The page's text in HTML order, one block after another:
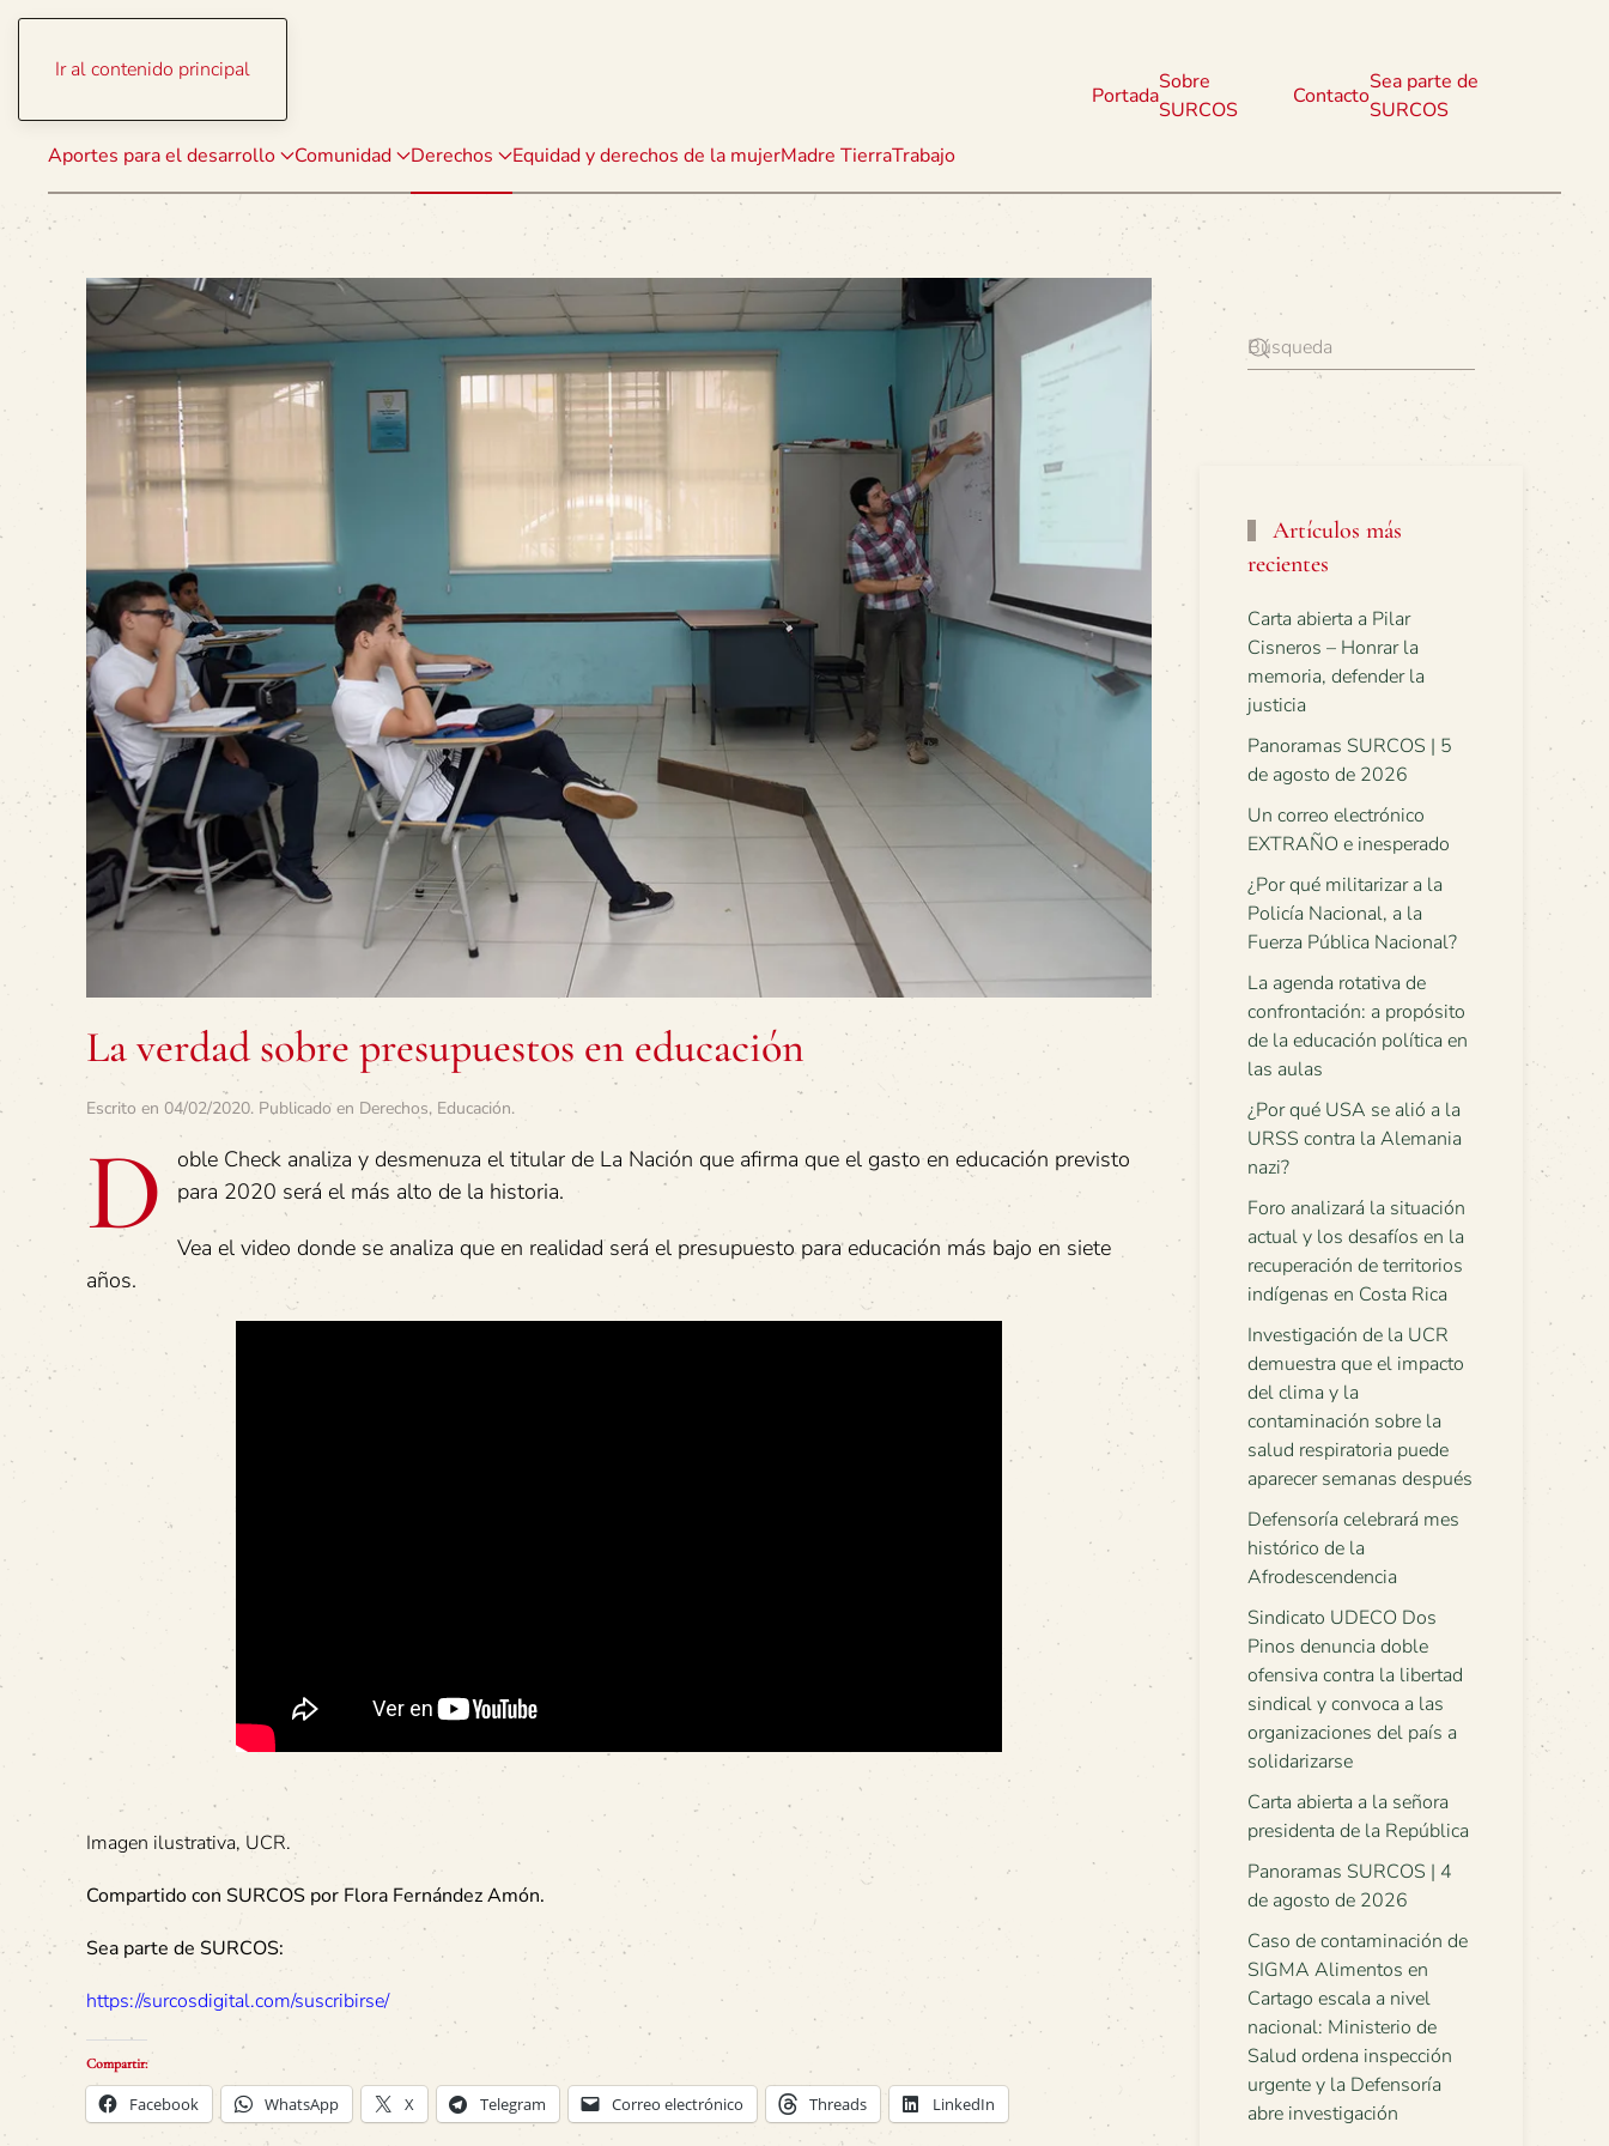
Ir al contenido principal
Aportes para el desarrollo Comunidad Derechos Equidad y derechos de la mujerMadre TierraTrabajo
Portada
Sobre
SURCOS
Contacto
Sea parte de
SURCOS
La verdad sobre presupuestos en educación
Escrito en 04/02/2020. Publicado en Derechos, Educación.
D
oble Check analiza y desmenuza el titular de La Nación que afirma que el gasto en educación previsto
para 2020 será el más alto de la historia.
Vea el video donde se analiza que en realidad será el presupuesto para educación más bajo en siete
años.
Imagen ilustrativa, UCR.
Compartido con SURCOS por Flora Fernández Amón.
Sea parte de SURCOS:
https://surcosdigital.com/suscribirse/
Compartir:
Facebook WhatsApp X Telegram Correo electrónico Threads LinkedIn
Artículos más
recientes
Carta abierta a Pilar
Cisneros – Honrar la
memoria, defender la
justicia
Panoramas SURCOS | 5
de agosto de 2026
Un correo electrónico
EXTRAÑO e inesperado
¿Por qué militarizar a la
Policía Nacional, a la
Fuerza Pública Nacional?
La agenda rotativa de
confrontación: a propósito
de la educación política en
las aulas
¿Por qué USA se alió a la
URSS contra la Alemania
nazi?
Foro analizará la situación
actual y los desafíos en la
recuperación de territorios
indígenas en Costa Rica
Investigación de la UCR
demuestra que el impacto
del clima y la
contaminación sobre la
salud respiratoria puede
aparecer semanas después
Defensoría celebrará mes
histórico de la
Afrodescendencia
Sindicato UDECO Dos
Pinos denuncia doble
ofensiva contra la libertad
sindical y convoca a las
organizaciones del país a
solidarizarse
Carta abierta a la señora
presidenta de la República
Panoramas SURCOS | 4
de agosto de 2026
Caso de contaminación de
SIGMA Alimentos en
Cartago escala a nivel
nacional: Ministerio de
Salud ordena inspección
urgente y la Defensoría
abre investigación